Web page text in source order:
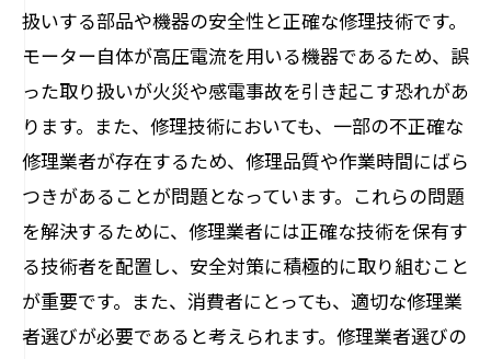
扱いする部品や機器の安全性と正確な修理技術です。
モーター自体が高圧電流を用いる機器であるため、誤
った取り扱いが火災や感電事故を引き起こす恐れがあ
ります。また、修理技術においても、一部の不正確な
修理業者が存在するため、修理品質や作業時間にばら
つきがあることが問題となっています。これらの問題
を解決するために、修理業者には正確な技術を保有す
る技術者を配置し、安全対策に積極的に取り組むこと
が重要です。また、消費者にとっても、適切な修理業
者選びが必要であると考えられます。修理業者選びの